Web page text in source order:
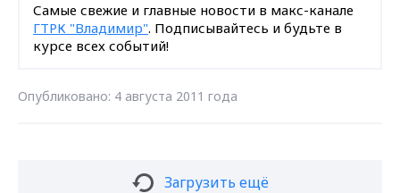
Самые свежие и главные новости в макс-канале
ГТРК "Владимир". Подписывайтесь и будьте в
курсе всех событий!
Опубликовано: 4 августа 2011 года
Загрузить ещё